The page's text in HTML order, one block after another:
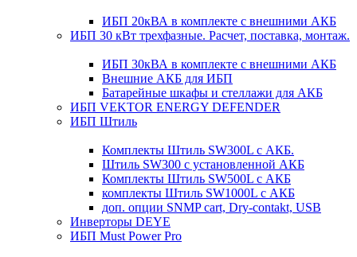
ИБП 20кВА в комплекте с внешними АКБ
ИБП 30 кВт трехфазные. Расчет, поставка, монтаж.
ИБП 30кВА в комплекте с внешними АКБ
Внешние АКБ для ИБП
Батарейные шкафы и стеллажи для АКБ
ИБП VEKTOR ENERGY DEFENDER
ИБП Штиль
Комплекты Штиль SW300L с АКБ.
Штиль SW300 с установленной АКБ
Комплекты Штиль SW500L с АКБ
комплекты Штиль SW1000L с АКБ
доп. опции SNMP cart, Dry-contakt, USB
Инверторы DEYE
ИБП Must Power Pro